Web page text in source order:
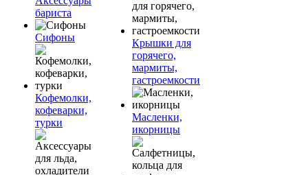
бариста
Сифоны
Кофемолки,
кофеварки,
турки
Крышки для
горячего,
мармиты,
гастроемкости
Масленки,
икорницы